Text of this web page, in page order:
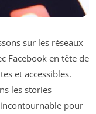
sur les réseaux
Facebook en tête de
et accessibles.
les stories
pour